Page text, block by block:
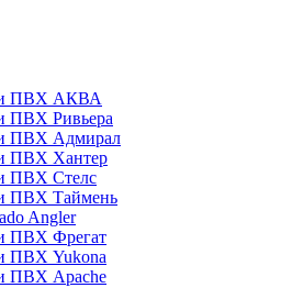
ПВХ АКВА
ПВХ Ривьера
ПВХ Адмирал
ПВХ Хантер
ПВХ Стелс
ПВХ Таймень
Angler
ПВХ Фрегат
ПВХ Yukona
ПВХ Apache